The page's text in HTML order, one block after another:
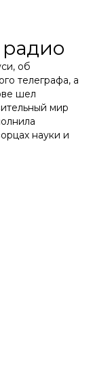
об
телеграфа, а
шел
мир
науки и